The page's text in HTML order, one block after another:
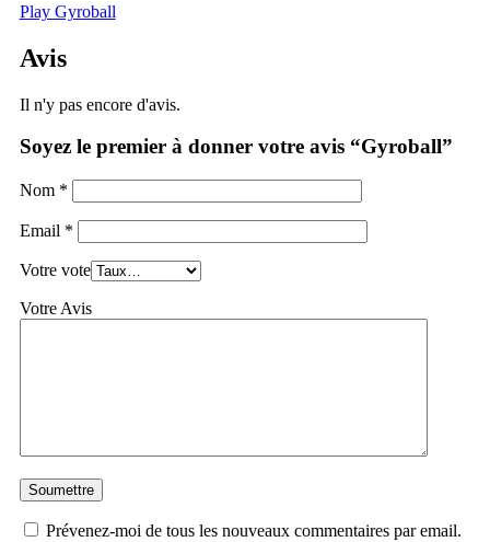
Play Gyroball
Avis
Il n'y pas encore d'avis.
Soyez le premier à donner votre avis “Gyroball”
Nom *
Email *
Votre vote
Votre Avis
Prévenez-moi de tous les nouveaux commentaires par email.